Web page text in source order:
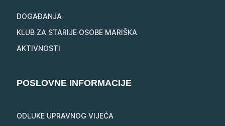
DOGAĐANJA
KLUB ZA STARIJE OSOBE MARIŠKA
AKTIVNOSTI
POSLOVNE INFORMACIJE
ODLUKE UPRAVNOG VIJEĆA